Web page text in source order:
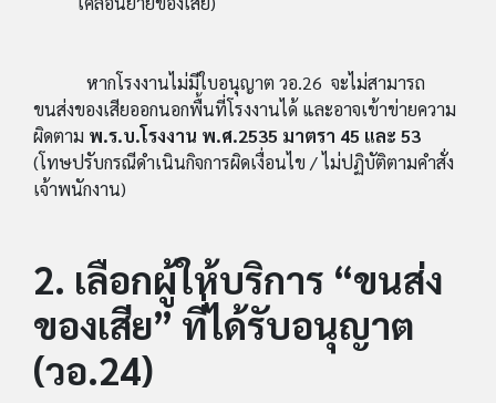
หากโรงงานไม่มีใบอนุญาต วอ.26 จะไม่สามารถ
ขนส่งของเสียออกนอกพื้นที่โรงงานได้ และอาจเข้าข่ายความ
ผิดตาม พ.ร.บ.โรงงาน พ.ศ.2535 มาตรา 45 และ 53
(โทษปรับกรณีดำเนินกิจการผิดเงื่อนไข / ไม่ปฏิบัติตามคำสั่ง
เจ้าพนักงาน)
2. เลือกผู้ให้บริการ “ขนส่ง
ของเสีย” ที่ได้รับอนุญาต
(วอ.24)